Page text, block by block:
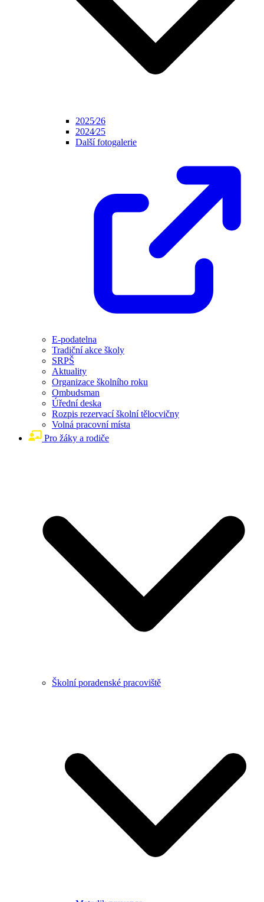
2025⁄26
2024⁄25
Další fotogalerie
E-podatelna
Tradiční akce školy
SRPŠ
Aktuality
Organizace školního roku
Ombudsman
Úřední deska
Rozpis rezervací školní tělocvičny
Volná pracovní místa
Pro žáky a rodiče
Školní poradenské pracoviště